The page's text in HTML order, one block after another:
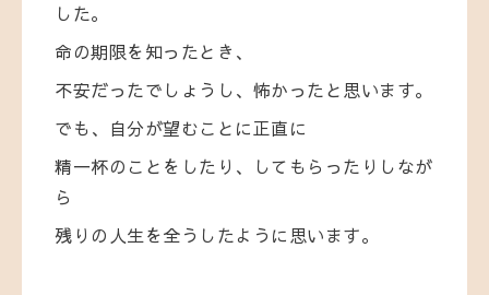
した。
命の期限を知ったとき、
不安だったでしょうし、怖かったと思います。
でも、自分が望むことに正直に
精一杯のことをしたり、してもらったりしなが
ら
残りの人生を全うしたように思います。